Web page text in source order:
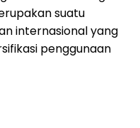
suatu
internasional yang
penggunaan